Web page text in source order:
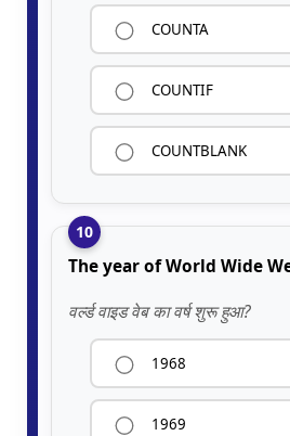
COUNTA
COUNTIF
COUNTBLANK
10
The year of World Wide
वर्ल्ड वाइड वेब का वर्ष शुरू हुआ?
1968
1969